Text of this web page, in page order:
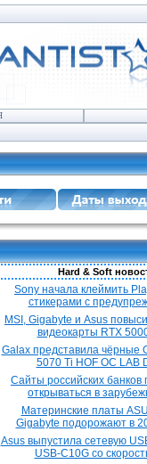
Hard & Soft
Sony начала клеймить
стикерами с
MSI, Gigabyte и Asus
видеокарты RTX
Galax представила чёрные
5070 Ti HOF OC LAB
Сайты российских банков
открываться в
Материнские платы
Gigabyte подорожают в
Asus выпустила сетевую
USB-C10G со